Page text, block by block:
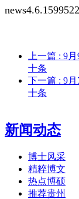
上一篇 : 9
十条
下一篇 : 9
十条
新闻动态
博士风采
精粹博文
热点博硕
推荐贵州